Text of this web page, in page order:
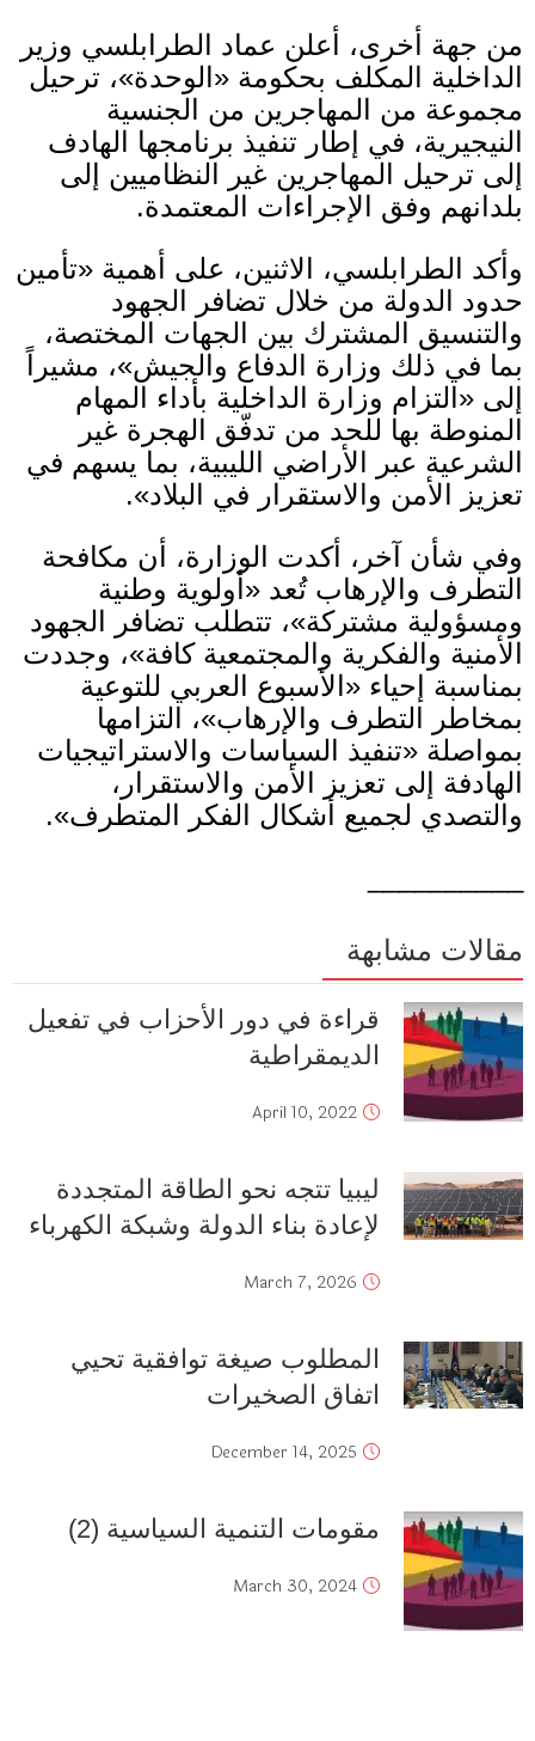
من جهة أخرى، أعلن عماد الطرابلسي وزير
الداخلية المكلف بحكومة «الوحدة»، ترحيل
مجموعة من المهاجرين من الجنسية
النيجيرية، في إطار تنفيذ برنامجها الهادف
إلى ترحيل المهاجرين غير النظاميين إلى
بلدانهم وفق الإجراءات المعتمدة.
وأكد الطرابلسي، الاثنين، على أهمية «تأمين
حدود الدولة من خلال تضافر الجهود
والتنسيق المشترك بين الجهات المختصة،
بما في ذلك وزارة الدفاع والجيش»، مشيراً
إلى «التزام وزارة الداخلية بأداء المهام
المنوطة بها للحد من تدفّق الهجرة غير
الشرعية عبر الأراضي الليبية، بما يسهم في
تعزيز الأمن والاستقرار في البلاد».
وفي شأن آخر، أكدت الوزارة، أن مكافحة
التطرف والإرهاب تُعد «أولوية وطنية
ومسؤولية مشتركة»، تتطلب تضافر الجهود
الأمنية والفكرية والمجتمعية كافة»، وجددت
بمناسبة إحياء «الأسبوع العربي للتوعية
بمخاطر التطرف والإرهاب»، التزامها
بمواصلة «تنفيذ السياسات والاستراتيجيات
الهادفة إلى تعزيز الأمن والاستقرار،
والتصدي لجميع أشكال الفكر المتطرف».
مقالات مشابهة
قراءة في دور الأحزاب في تفعيل
الديمقراطية
April 10, 2022
ليبيا تتجه نحو الطاقة المتجددة
لإعادة بناء الدولة وشبكة الكهرباء
March 7, 2026
المطلوب صيغة توافقية تحيي
اتفاق الصخيرات
December 14, 2025
مقومات التنمية السياسية (2)
March 30, 2024